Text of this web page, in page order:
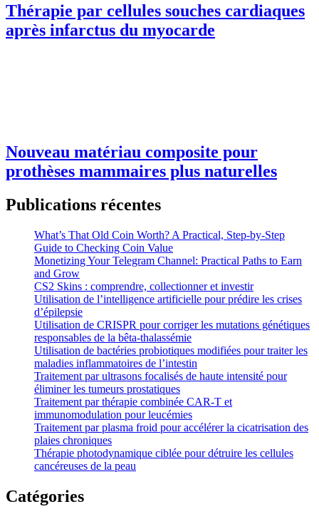
Thérapie par cellules souches cardiaques
après infarctus du myocarde
Nouveau matériau composite pour
prothèses mammaires plus naturelles
Publications récentes
What’s That Old Coin Worth? A Practical, Step‑by‑Step
Guide to Checking Coin Value
Monetizing Your Telegram Channel: Practical Paths to Earn
and Grow
CS2 Skins : comprendre, collectionner et investir
Utilisation de l’intelligence artificielle pour prédire les crises
d’épilepsie
Utilisation de CRISPR pour corriger les mutations génétiques
responsables de la bêta-thalassémie
Utilisation de bactéries probiotiques modifiées pour traiter les
maladies inflammatoires de l’intestin
Traitement par ultrasons focalisés de haute intensité pour
éliminer les tumeurs prostatiques
Traitement par thérapie combinée CAR-T et
immunomodulation pour leucémies
Traitement par plasma froid pour accélérer la cicatrisation des
plaies chroniques
Thérapie photodynamique ciblée pour détruire les cellules
cancéreuses de la peau
Catégories